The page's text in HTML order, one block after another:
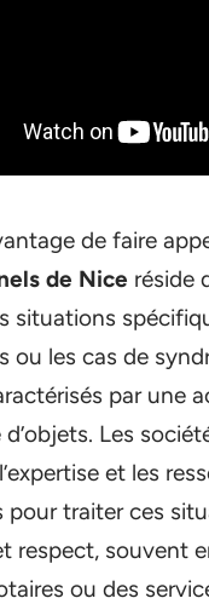
de faire
de Nice réside
situations
ou les cas de
par une
Les
et les
pour traiter ces
respect, souvent
ou des